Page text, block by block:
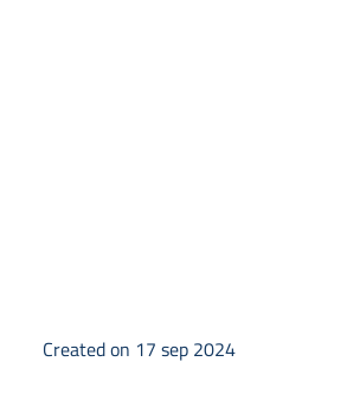
Created on 17 sep 2024